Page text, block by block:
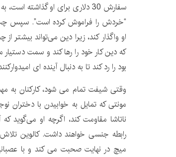
سفارش 30 دلاری برای او
“خردش را فراموش کرده است”. سپس چت
او واگذار کند، زیرا دین می‌تواند بیشتر
که دین کار خود را رها کند و سمت دستیار
بود را رد کند تا به دنبال آینده ای
وقتی شیفت تمام می شود، کارکنان به
مونتی که تمایل به خوابیدن با دختران
رابطه جنسی خواهند داشت. کالوین
میچ در نهایت صحبت می کند و با